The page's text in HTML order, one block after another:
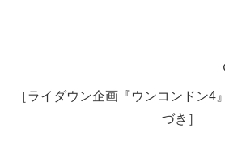
［ライダウン企画『ウンコンドン4
づき］